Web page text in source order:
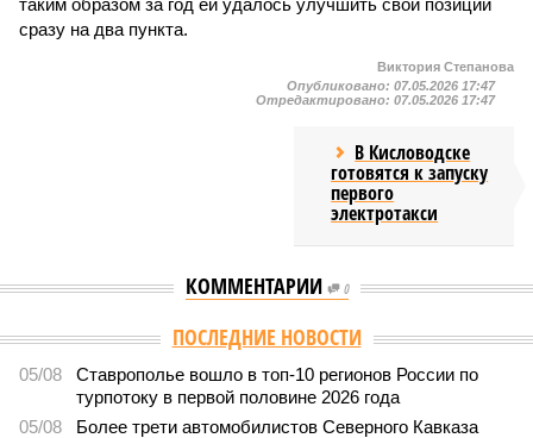
таким образом за год ей удалось улучшить свои позиции
сразу на два пункта.
Виктория Степанова
Опубликовано: 07.05.2026 17:47
Отредактировано: 07.05.2026 17:47
В Кисловодске
готовятся к запуску
первого
электротакси
КОММЕНТАРИИ 0
ПОСЛЕДНИЕ НОВОСТИ
05/08
Ставрополье вошло в топ-10 регионов России по
турпотоку в первой половине 2026 года
05/08
Более трети автомобилистов Северного Кавказа